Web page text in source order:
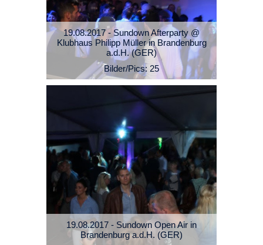
19.08.2017 - Sundown Afterparty @
Klubhaus Philipp Müller in Brandenburg
a.d.H. (GER)
Bilder/Pics: 25
19.08.2017 - Sundown Open Air in
Brandenburg a.d.H. (GER)